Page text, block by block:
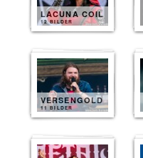
LACUNA COIL
12 BILDER
VERSENGOLD
11 BILDER